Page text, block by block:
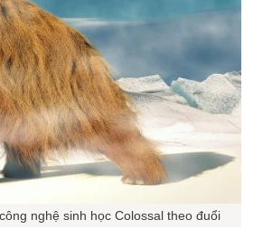
nghệ sinh học Colossal theo đuổi